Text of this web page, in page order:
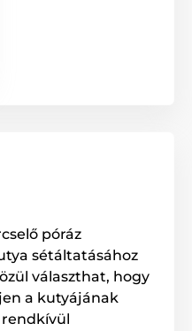
póráz
sétáltatásához
választhat, hogy
a kutyájának